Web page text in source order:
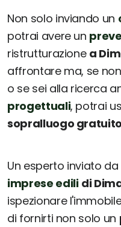
Non solo inviando un
potrai avere un
ristrutturazione a
affrontare ma, se
o se sei alla ricerca
progettuali, potrai
sopralluogo gratuito
Un esperto inviato
imprese edili di
ispezionare
di fornirti non solo un